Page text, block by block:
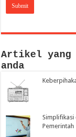
Artikel yang
anda
Simplifikasi
Pemerintah